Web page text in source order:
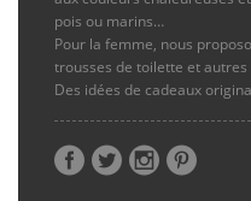
pois ou marins…
Pour la femme, nous
trousses de toilette et autres
Des idées de cadeaux